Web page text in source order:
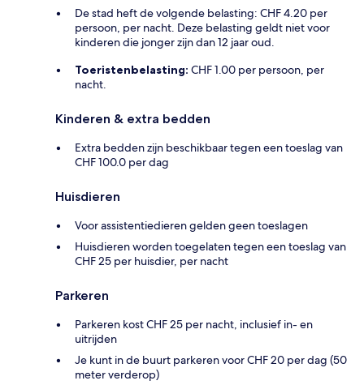
De stad heft de volgende belasting: CHF 4.20 per
persoon, per nacht. Deze belasting geldt niet voor
kinderen die jonger zijn dan 12 jaar oud.
Toeristenbelasting: CHF 1.00 per persoon, per
nacht.
Kinderen & extra bedden
Extra bedden zijn beschikbaar tegen een toeslag van
CHF 100.0 per dag
Huisdieren
Voor assistentiedieren gelden geen toeslagen
Huisdieren worden toegelaten tegen een toeslag van
CHF 25 per huisdier, per nacht
Parkeren
Parkeren kost CHF 25 per nacht, inclusief in- en
uitrijden
Je kunt in de buurt parkeren voor CHF 20 per dag (50
meter verderop)